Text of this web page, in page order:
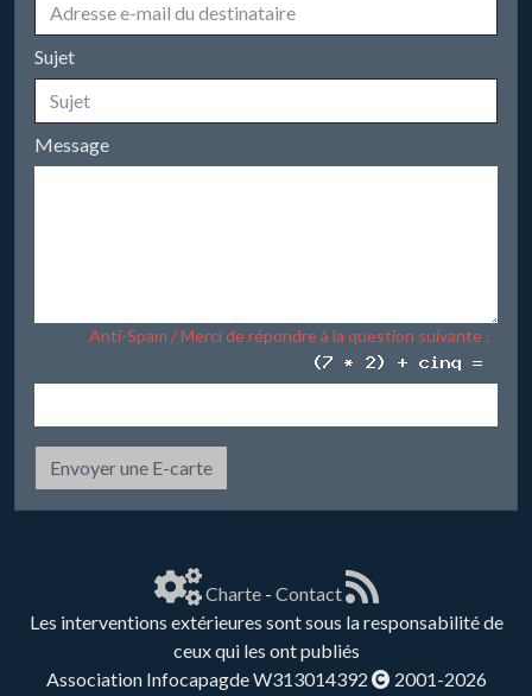
Sujet
Message
Anti-Spam / Merci de répondre à la question suivante :
Envoyer une E-carte
Charte- Contact
Les interventions extérieures sont sous la responsabilité de
ceux qui les ont publiés
Association Infocapagde W313014392
2001-2026